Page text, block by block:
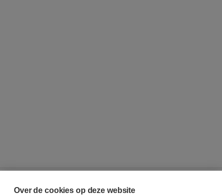
Over de cookies op deze website